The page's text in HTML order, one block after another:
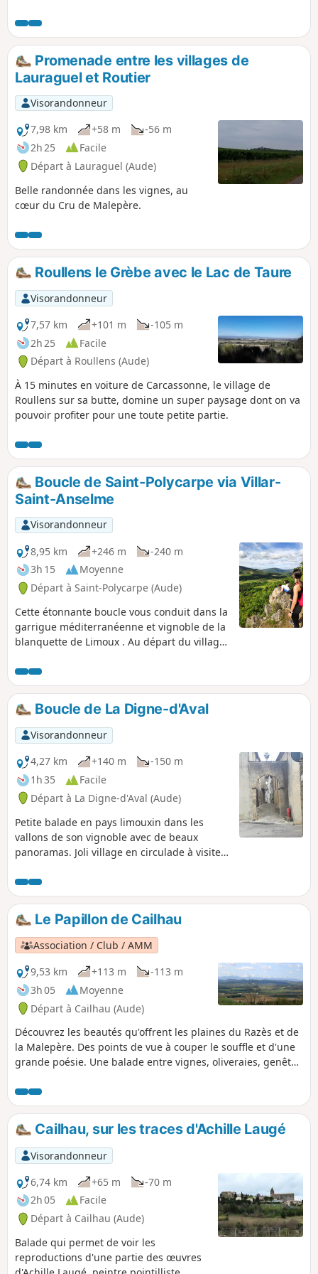
Promenade entre les villages de
Lauraguel et Routier
Visorandonneur
7,98 km
+58 m
-56 m
2h 25
Facile
Départ à Lauraguel (Aude)
Belle randonnée dans les vignes, au
cœur du Cru de Malepère.
Roullens le Grèbe avec le Lac de Taure
Visorandonneur
7,57 km
+101 m
-105 m
2h 25
Facile
Départ à Roullens (Aude)
À 15 minutes en voiture de Carcassonne, le village de
Roullens sur sa butte, domine un super paysage dont on va
pouvoir profiter pour une toute petite partie.
Boucle de Saint-Polycarpe via Villar-
Saint-Anselme
Visorandonneur
8,95 km
+246 m
-240 m
3h 15
Moyenne
Départ à Saint-Polycarpe (Aude)
Cette étonnante boucle vous conduit dans la
garrigue méditerranéenne et vignoble de la
blanquette de Limoux . Au départ du village
abbaye bénédictine du VIIIe siècle
traversant forêt communale et le village de
Villar-Saint-Anselme. En fin de parcours un
arborétum parrainé par Yves Duteil. Chemin
balisé traits et ronds Jaunes.
Boucle de La Digne-d'Aval
Visorandonneur
4,27 km
+140 m
-150 m
1h 35
Facile
Départ à La Digne-d'Aval (Aude)
Petite balade en pays limouxin dans les
vallons de son vignoble avec de beaux
panoramas. Joli village en circulade à visiter
Le Papillon de Cailhau
Association / Club / AMM
9,53 km
+113 m
-113 m
3h 05
Moyenne
Départ à Cailhau (Aude)
Découvrez les beautés qu'offrent les plaines du Razès et de
la Malepère. Des points de vue à couper le souffle et d'une
grande poésie. Une balade entre vignes, oliveraies, genêts,
Cailhau. Partez à la découverte d'un patrimoine naturel et
historique exceptionnel.
Cailhau, sur les traces d'Achille Laugé
Visorandonneur
6,74 km
+65 m
-70 m
2h 05
Facile
Départ à Cailhau (Aude)
Balade qui permet de voir les
reproductions d'une partie des œuvres